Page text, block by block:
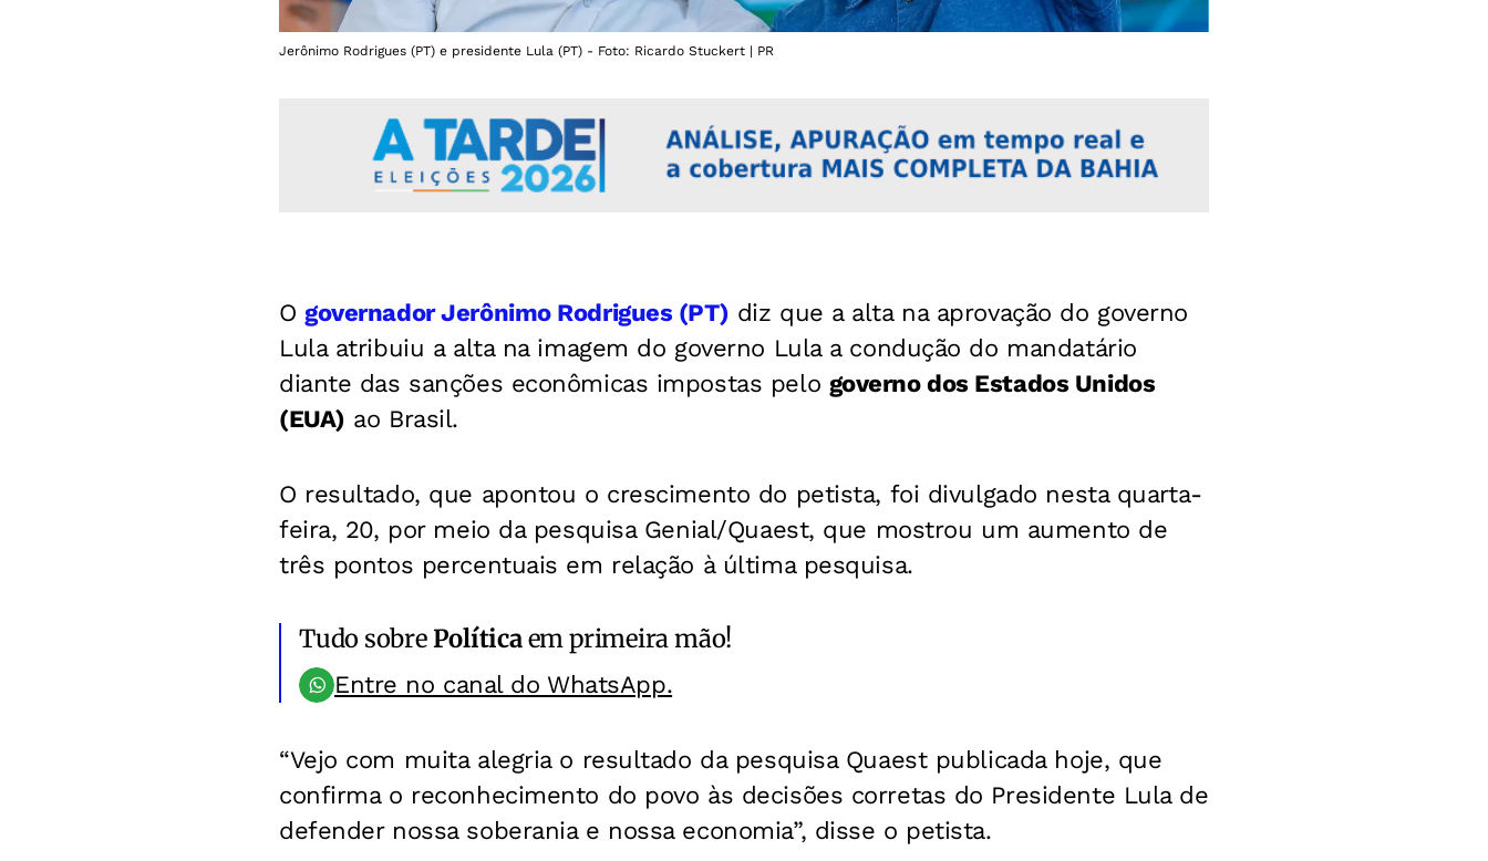
Jerônimo Rodrigues (PT) e presidente Lula (PT) - Foto: Ricardo Stuckert | PR
O governador Jerônimo Rodrigues (PT) diz que a alta na aprovação do governo
Lula atribuiu a alta na imagem do governo Lula a condução do mandatário
diante das sanções econômicas impostas pelo governo dos Estados Unidos
(EUA) ao Brasil.
O resultado, que apontou o crescimento do petista, foi divulgado nesta quarta-
feira, 20, por meio da pesquisa Genial/Quaest, que mostrou um aumento de
três pontos percentuais em relação à última pesquisa.
Tudo sobrePolíticaem primeira mão!
Entre no canal do WhatsApp.
“Vejo com muita alegria o resultado da pesquisa Quaest publicada hoje, que
confirma o reconhecimento do povo às decisões corretas do Presidente Lula de
defender nossa soberania e nossa economia”, disse o petista.